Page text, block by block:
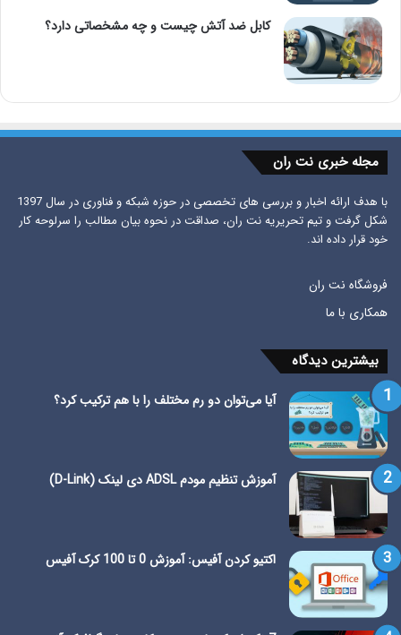
کابل ضد آتش چیست و چه مشخصاتی دارد؟
مجله خبری نت ران
با هدف ارائه اخبار و بررسی های تخصصی در حوزه شبکه و فناوری در سال 1397
شکل گرفت و تیم تحریریه نت ران، صداقت در نحوه بیان مطالب را سرلوحه کار
خود قرار داده اند.
فروشگاه نت ران
همکاری با ما
بیشترین دیدگاه
آیا می‌توان دو رم مختلف را با هم ترکیب کرد؟
آموزش تنظیم مودم ADSL دی لینک (D-Link)
اکتیو کردن آفیس: آموزش 0 تا 100 کرک آفیس